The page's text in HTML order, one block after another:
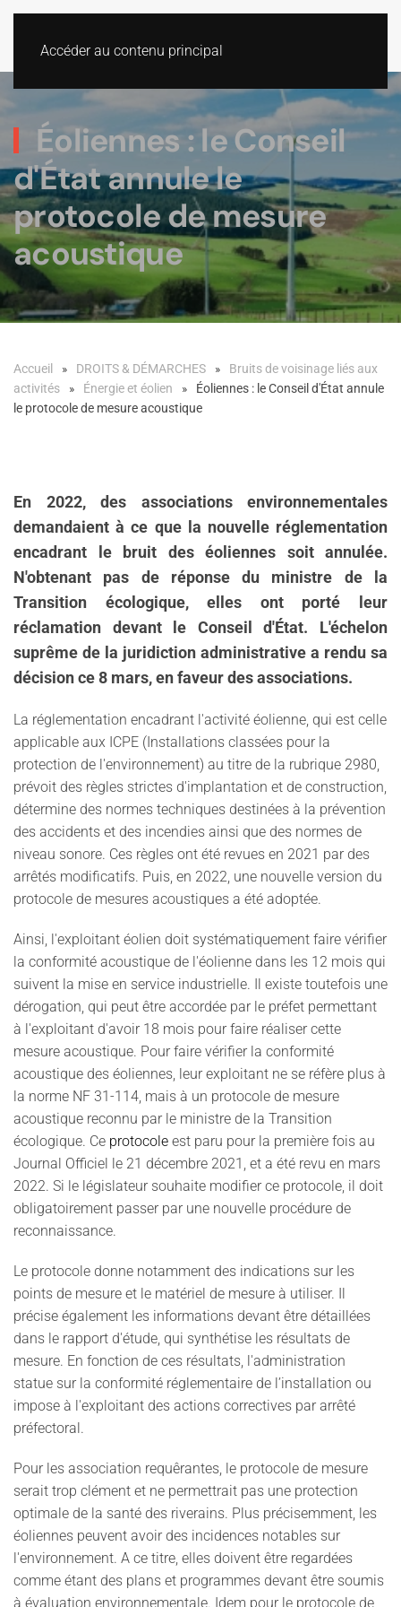
Accéder au contenu principal
Éoliennes : le Conseil
d'État annule le
protocole de mesure
acoustique
Accueil DROITS & DÉMARCHES
Bruits de voisinage liés aux
activités
Énergie et éolien
Éoliennes : le Conseil d'État annule
le protocole de mesure acoustique
En 2022, des associations environnementales
demandaient à ce que la nouvelle réglementation
encadrant le bruit des éoliennes soit annulée.
N'obtenant pas de réponse du ministre de la
Transition écologique, elles ont porté leur
réclamation devant le Conseil d'État. L'échelon
suprême de la juridiction administrative a rendu sa
décision ce 8 mars, en faveur des associations.
La réglementation encadrant l'activité éolienne, qui est celle
applicable aux ICPE (Installations classées pour la
protection de l'environnement) au titre de la rubrique 2980,
prévoit des règles strictes d'implantation et de construction,
détermine des normes techniques destinées à la prévention
des accidents et des incendies ainsi que des normes de
niveau sonore. Ces règles ont été revues en 2021 par des
arrêtés modificatifs. Puis, en 2022, une nouvelle version du
protocole de mesures acoustiques a été adoptée.
Ainsi, l'exploitant éolien doit systématiquement faire vérifier
la conformité acoustique de l'éolienne dans les 12 mois qui
suivent la mise en service industrielle. Il existe toutefois une
dérogation, qui peut être accordée par le préfet permettant
à l'exploitant d'avoir 18 mois pour faire réaliser cette
mesure acoustique. Pour faire vérifier la conformité
acoustique des éoliennes, leur exploitant ne se réfère plus à
la norme NF 31-114, mais à un protocole de mesure
acoustique reconnu par le ministre de la Transition
écologique. Ce protocole est paru pour la première fois au
Journal Officiel le 21 décembre 2021, et a été revu en mars
2022. Si le législateur souhaite modifier ce protocole, il doit
obligatoirement passer par une nouvelle procédure de
reconnaissance.
Le protocole donne notamment des indications sur les
points de mesure et le matériel de mesure à utiliser. Il
précise également les informations devant être détaillées
dans le rapport d'étude, qui synthétise les résultats de
mesure. En fonction de ces résultats, l'administration
statue sur la conformité réglementaire de l’installation ou
impose à l'exploitant des actions correctives par arrêté
préfectoral.
Pour les association requêrantes, le protocole de mesure
serait trop clément et ne permettrait pas une protection
optimale de la santé des riverains. Plus précisemment, les
éoliennes peuvent avoir des incidences notables sur
l'environnement. A ce titre, elles doivent être regardées
comme étant des plans et programmes devant être soumis
à évaluation environnementale. Idem pour le protocole de